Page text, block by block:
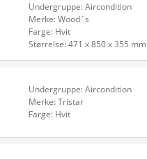
Undergruppe: Aircondition
Merke: Wood´s
Farge: Hvit
Størrelse: 471 x 850 x 355 mm
Undergruppe: Aircondition
Merke: Tristar
Farge: Hvit